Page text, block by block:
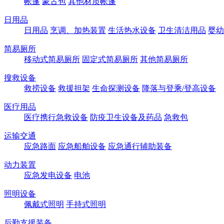
日用品
日用品 烹调、加热装置 生活热水设备 卫生清洁用品 婴
简易厕所
移动式简易厕所 固定式简易厕所 其他简易厕所
搜救设备
救捞设备 救援担架 生命探测设备 降落与登乘/登高设备
医疗用品
医疗携行急救设备 防疫卫生设备及药品 急救包
运输交通
应急路面 应急船舶设备 应急通行辅助装备
动力装置
应急发电设备 电池
照明设备
佩戴式照明 手持式照明